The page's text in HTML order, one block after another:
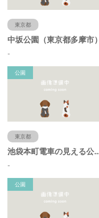
東京都
中坂公園（東京都多摩市）
-
公園
東京都
池袋本町電車の見える
-
公園